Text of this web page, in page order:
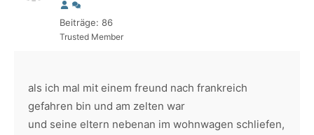
Beiträge: 86
Trusted Member
als ich mal mit einem freund nach frankreich
gefahren bin und am zelten war
und seine eltern nebenan im wohnwagen schliefen,